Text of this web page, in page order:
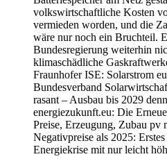
volkswirtschaftliche Kosten
vermieden worden, und die
wäre nur noch ein Bruchteil.
Bundesregierung weiterhin
klimaschädliche
Fraunhofer ISE: Solarstrom
Bundesverband
rasant – Ausbau bis 2029
energiezukunft.eu: Die
Preise, Erzeugung, Zubau pv
Negativpreise als 2025:
Energiekrise mit nur leicht